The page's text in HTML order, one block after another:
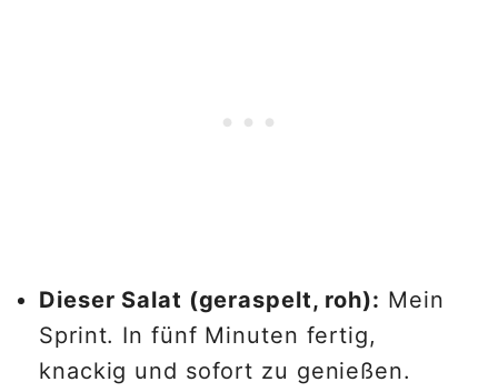
Dieser Salat (geraspelt, roh): Mein
Sprint. In fünf Minuten fertig,
knackig und sofort zu genießen.